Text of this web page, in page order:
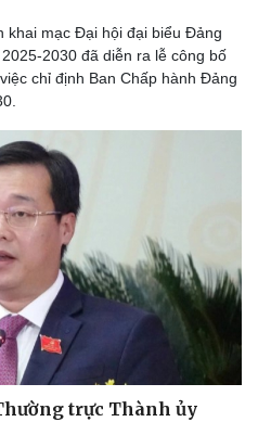
khai mạc Đại hội đại biểu Đảng
2030 đã diễn ra lễ công bố
chỉ định Ban Chấp hành Đảng
trực Thành ủy